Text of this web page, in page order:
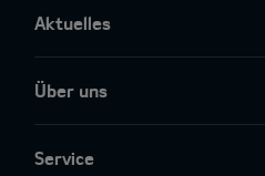
Aktuelles
Über uns
Service